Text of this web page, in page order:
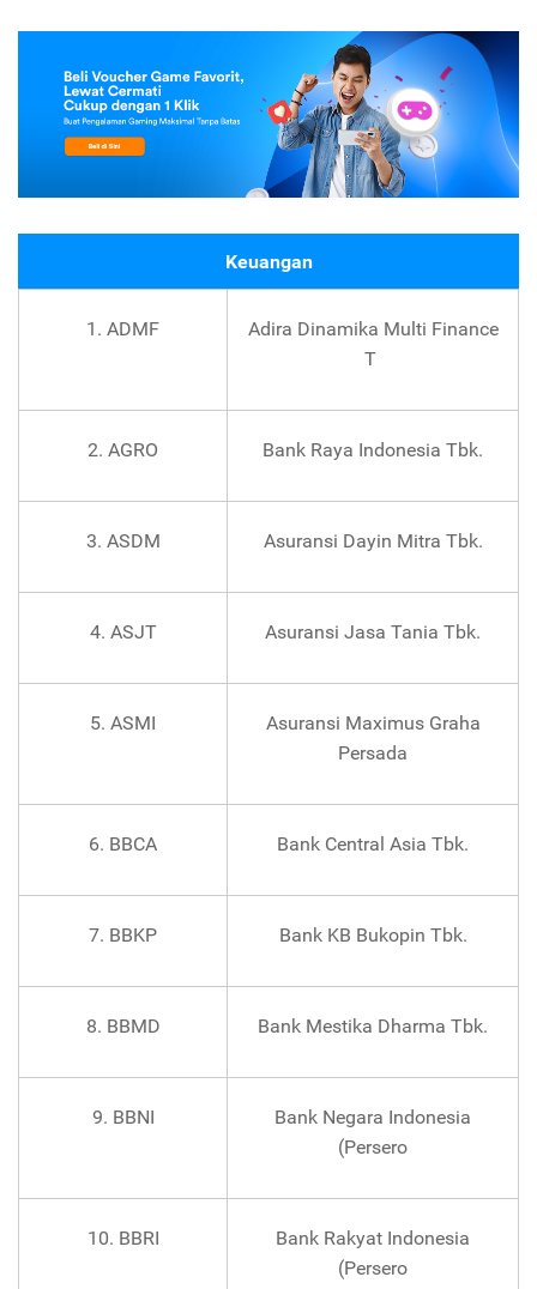
Keuangan
1. ADMF
Adira Dinamika Multi Finance
T
2. AGRO Bank Raya Indonesia Tbk.
3. ASDM Asuransi Dayin Mitra Tbk.
4. ASJT Asuransi Jasa Tania Tbk.
5. ASMI
Asuransi Maximus Graha
Persada
6. BBCA Bank Central Asia Tbk.
7. BBKP Bank KB Bukopin Tbk.
8. BBMD Bank Mestika Dharma Tbk.
9. BBNI
Bank Negara Indonesia
(Persero
10. BBRI
Bank Rakyat Indonesia
(Persero